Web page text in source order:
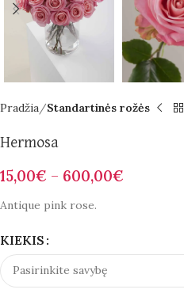
Pradžia Standartinės rožės
Hermosa
15,00€ – 600,00€
Antique pink rose.
KIEKIS